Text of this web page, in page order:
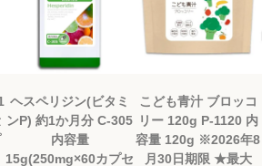
ヘスペリジン(ビタミ
ンP) 約1か月分 C-305
内容量
15g(250mg×60カプセ
こども青汁 ブロッコ
リー 120g P-1120 内
容量 120g ※2026年8
月30日期限 ★最大